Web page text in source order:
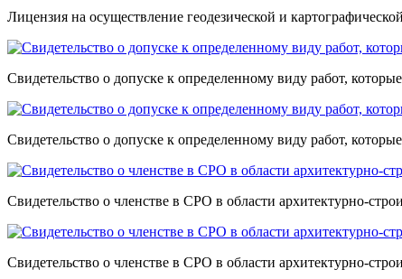
Лицензия на осуществление геодезической и
Свидетельство о допуске к определенному виду работ,
Свидетельство о допуске к определенному виду работ,
Свидетельство о членстве в СРО в области архитектурно-
Свидетельство о членстве в СРО в области архитектурно-